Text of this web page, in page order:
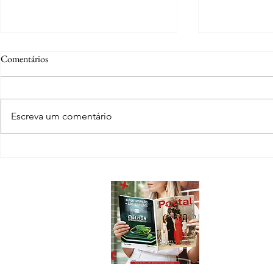
Verde à advocacia com propósito
Comentários
Escreva um comentário